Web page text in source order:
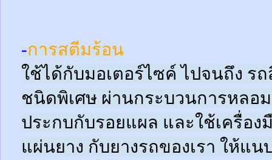
-การสตีมร้อน
ใช้ได้กับมอเตอร์ไซค์ ไปจนถึง ร
ชนิดพิเศษ ผ่านกระบวนการหลอ
ประกบกับรอยแผล และใช้เครื่อง
แผ่นยาง กับยางรถของเรา ให้แ